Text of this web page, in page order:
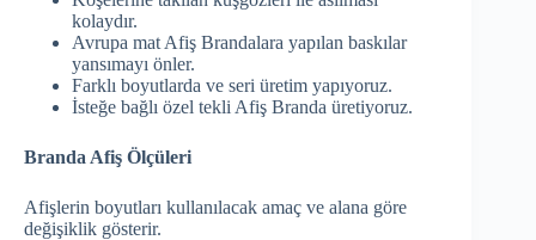
kolaydır.
Avrupa mat Afiş Brandalara yapılan baskılar
yansımayı önler.
Farklı boyutlarda ve seri üretim yapıyoruz.
İsteğe bağlı özel tekli Afiş Branda üretiyoruz.
Branda Afiş Ölçüleri
Afişlerin boyutları kullanılacak amaç ve alana göre
değişiklik gösterir.